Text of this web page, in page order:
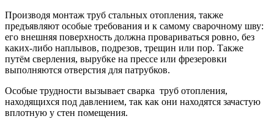
Производя монтаж труб стальных отопления, также
предъявляют особые требования и к самому сварочному шву:
его внешняя поверхность должна провариваться ровно, без
каких-либо наплывов, подрезов, трещин или пор. Также
путём сверления, вырубке на прессе или фрезеровки
выполняются отверстия для патрубков.
Особые трудности вызывает сварка труб отопления,
находящихся под давлением, так как они находятся зачастую
вплотную у стен помещения.